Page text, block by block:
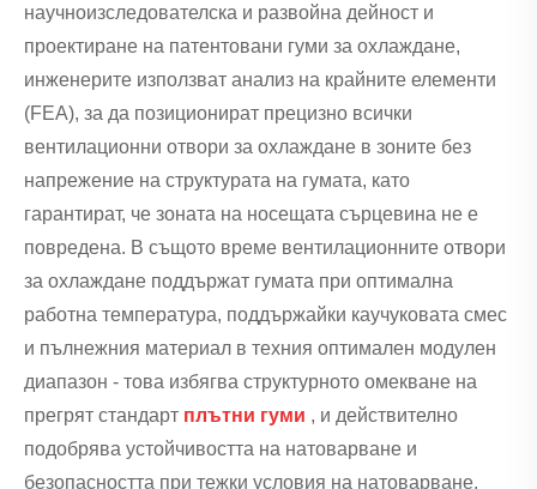
научноизследователска и развойна дейност и
проектиране на патентовани гуми за охлаждане,
инженерите използват анализ на крайните елементи
(FEA), за да позиционират прецизно всички
вентилационни отвори за охлаждане в зоните без
напрежение на структурата на гумата, като
гарантират, че зоната на носещата сърцевина не е
повредена. В същото време вентилационните отвори
за охлаждане поддържат гумата при оптимална
работна температура, поддържайки каучуковата смес
и пълнежния материал в техния оптимален модулен
диапазон - това избягва структурното омекване на
прегрят стандарт плътни гуми , и действително
подобрява устойчивостта на натоварване и
безопасността при тежки условия на натоварване.